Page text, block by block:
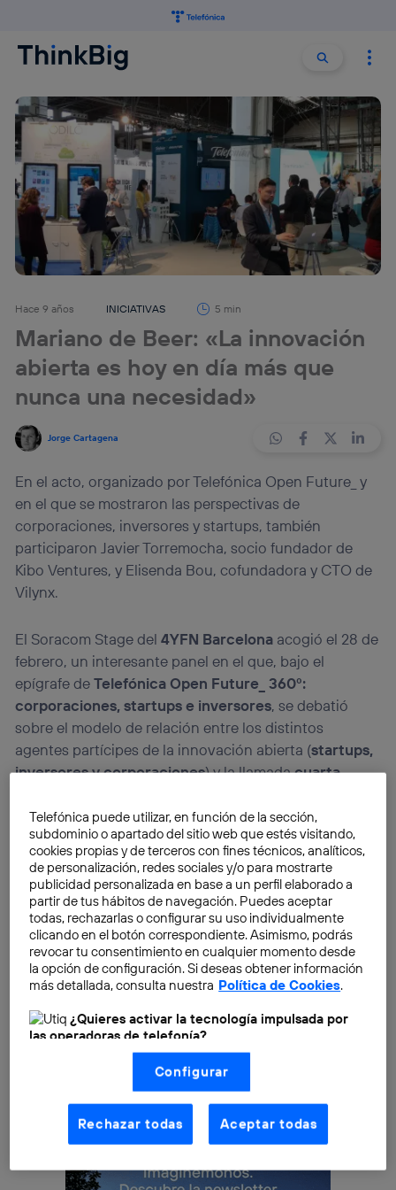
Buscar
Hace 9 años INICIATIVAS 5 min
Mariano de Beer: «La innovación
abierta es hoy en día más que
nunca una necesidad»
Jorge Cartagena
En el acto, organizado por Telefónica Open Future_ y
en el que se mostraron las perspectivas de
corporaciones, inversores y startups, también
participaron Javier Torremocha, socio fundador de
Kibo Ventures, y Elisenda Bou, cofundadora y CTO de
Vilynx.
El Soracom Stage del4YFN Barcelona acogió el 28 de
febrero, un interesante panel en el que, bajo el
epígrafe deTelefónica Open Future_ 360º:
corporaciones, startups e inversores, se debatió
sobre el modelo de relación entre los distintos
agentes partícipes de la innovación abierta (startups,
inversores y corporaciones) y la llamadacuarta
del World Mobile Congress porJosé María Alvarez-
Pallete, presidente de Telefónica.
En esta mesa, moderada porGary Stewart, director
de Telefónica Open Future_ en Reino Unido,
participaronMariano de Beer, CCDO de Telefónica
Javier Torremocha, socio fundador de Kibo
Ventures, yElisenda Bou, cofundadora y CTO de
Vilynx, mostrando, respectivamente, las perspectivas
de las grandes corporaciones, los inversores y las
startups.
Telefónica puede utilizar, en función de la sección,
subdominio o apartado del sitio web que estés visitando,
cookies propias y de terceros con fines técnicos, analíticos,
de personalización, redes sociales y/o para mostrarte
publicidad personalizada en base a un perfil elaborado a
partir de tus hábitos de navegación. Puedes aceptar
todas, rechazarlas o configurar su uso individualmente
clicando en el botón correspondiente. Asimismo, podrás
revocar tu consentimiento en cualquier momento desde
la opción de configuración. Si deseas obtener información
más detallada, consulta nuestra Política de Cookies.
¿Quieres activar la tecnología impulsada por
las operadoras de telefonía?
Nosotros, Telefónica S.A., utilizamos la tecnología Utiq para
realizar nuestras acciones de marketing digital o análisis
(como se describe en este aviso de consentimiento)
basadas en tu navegación en nuestra(s) web(s)
aquí(solo cuando utilizas una conexión a
internet habilitada , proporcionada por una de las
operadoras de telefonía participantes, y otorgas tu
La tecnología Utiq está diseñada con la privacidad como
Configurar
Rechazar todas Aceptar todas